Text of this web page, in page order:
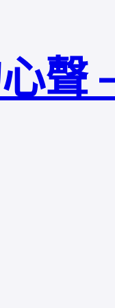
聲